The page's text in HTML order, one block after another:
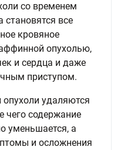
со временем
становятся все
кровяное
опухолью,
и сердца и даже
приступом.
опухоли удаляются
чего содержание
уменьшается, а
и осложнения